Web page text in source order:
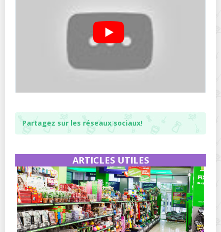
Partagez sur les réseaux sociaux!
ARTICLES UTILES